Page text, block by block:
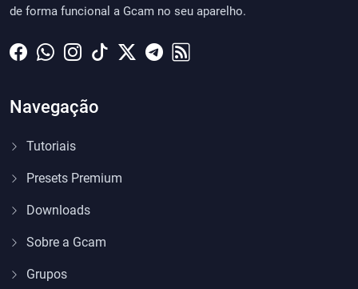
de forma funcional a Gcam no seu aparelho.
Navegação
Tutoriais
Presets Premium
Downloads
Sobre a Gcam
Grupos